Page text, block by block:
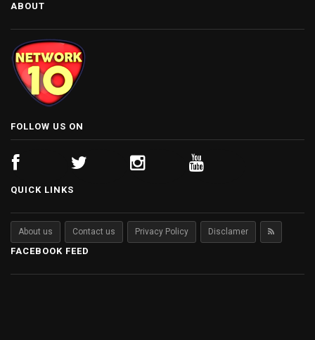
ABOUT
FOLLOW US ON
QUICK LINKS
About us Contact us Privacy Policy Disclamer
FACEBOOK FEED